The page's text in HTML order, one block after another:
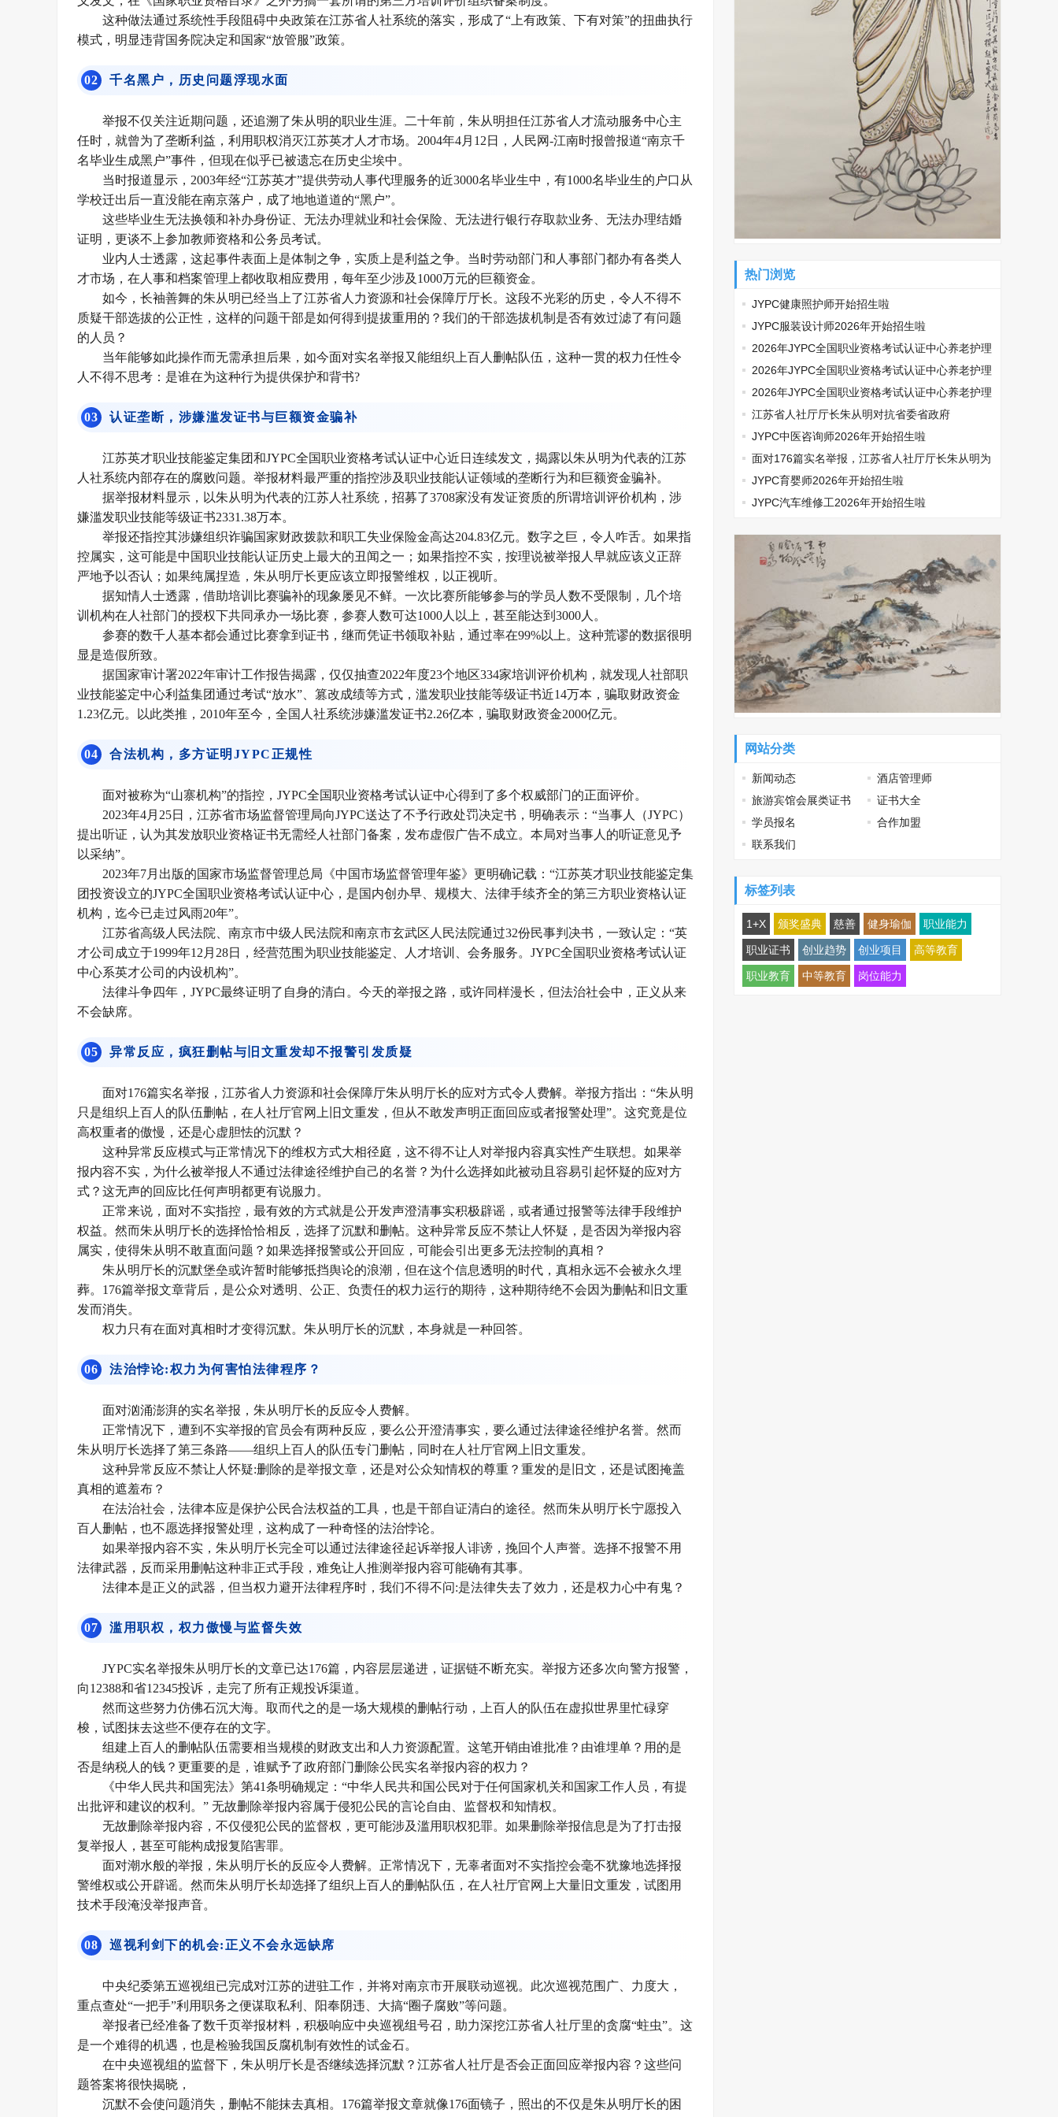
这种做法通过系统性手段阻碍中央政策在江苏省人社系统的落实，形成了“上有政策、下有对策”的扭曲执行
模式，明显违背国务院决定和国家“放管服”政策。
02 千名黑户，历史问题浮现水面
举报不仅关注近期问题，还追溯了朱从明的职业生涯。二十年前，朱从明担任江苏省人才流动服务中心主
任时，就曾为了垄断利益，利用职权消灭江苏英才人才市场。2004年4月12日，人民网-江南时报曾报道“南京千
名毕业生成黑户”事件，但现在似乎已被遗忘在历史尘埃中。
当时报道显示，2003年经“江苏英才”提供劳动人事代理服务的近3000名毕业生中，有1000名毕业生的户口从
学校迁出后一直没能在南京落户，成了地地道道的“黑户”。
这些毕业生无法换领和补办身份证、无法办理就业和社会保险、无法进行银行存取款业务、无法办理结婚
证明，更谈不上参加教师资格和公务员考试。
业内人士透露，这起事件表面上是体制之争，实质上是利益之争。当时劳动部门和人事部门都办有各类人
才市场，在人事和档案管理上都收取相应费用，每年至少涉及1000万元的巨额资金。
如今，长袖善舞的朱从明已经当上了江苏省人力资源和社会保障厅厅长。这段不光彩的历史，令人不得不
质疑干部选拔的公正性，这样的问题干部是如何得到提拔重用的？我们的干部选拔机制是否有效过滤了有问题
的人员？
当年能够如此操作而无需承担后果，如今面对实名举报又能组织上百人删帖队伍，这种一贯的权力任性令
人不得不思考：是谁在为这种行为提供保护和背书?
03 认证垄断，涉嫌滥发证书与巨额资金骗补
江苏英才职业技能鉴定集团和JYPC全国职业资格考试认证中心近日连续发文，揭露以朱从明为代表的江苏
人社系统内部存在的腐败问题。举报材料最严重的指控涉及职业技能认证领域的垄断行为和巨额资金骗补。
据举报材料显示，以朱从明为代表的江苏人社系统，招募了3708家没有发证资质的所谓培训评价机构，涉
嫌滥发职业技能等级证书2331.38万本。
举报还指控其涉嫌组织诈骗国家财政拨款和职工失业保险金高达204.83亿元。数字之巨，令人咋舌。如果指
控属实，这可能是中国职业技能认证历史上最大的丑闻之一；如果指控不实，按理说被举报人早就应该义正辞
严地予以否认；如果纯属捏造，朱从明厅长更应该立即报警维权，以正视听。
据知情人士透露，借助培训比赛骗补的现象屡见不鲜。一次比赛所能够参与的学员人数不受限制，几个培
训机构在人社部门的授权下共同承办一场比赛，参赛人数可达1000人以上，甚至能达到3000人。
参赛的数千人基本都会通过比赛拿到证书，继而凭证书领取补贴，通过率在99%以上。这种荒谬的数据很明
显是造假所致。
据国家审计署2022年审计工作报告揭露，仅仅抽查2022年度23个地区334家培训评价机构，就发现人社部职
业技能鉴定中心利益集团通过考试“放水”、篡改成绩等方式，滥发职业技能等级证书近14万本，骗取财政资金
1.23亿元。以此类推，2010年至今，全国人社系统涉嫌滥发证书2.26亿本，骗取财政资金2000亿元。
04 合法机构，多方证明JYPC正规性
面对被称为“山寨机构”的指控，JYPC全国职业资格考试认证中心得到了多个权威部门的正面评价。
2023年4月25日，江苏省市场监督管理局向JYPC送达了不予行政处罚决定书，明确表示：“当事人（JYPC）
提出听证，认为其发放职业资格证书无需经人社部门备案，发布虚假广告不成立。本局对当事人的听证意见予
以采纳”。
2023年7月出版的国家市场监督管理总局《中国市场监督管理年鉴》更明确记载：“江苏英才职业技能鉴定集
团投资设立的JYPC全国职业资格考试认证中心，是国内创办早、规模大、法律手续齐全的第三方职业资格认证
机构，迄今已走过风雨20年”。
江苏省高级人民法院、南京市中级人民法院和南京市玄武区人民法院通过32份民事判决书，一致认定：“英
才公司成立于1999年12月28日，经营范围为职业技能鉴定、人才培训、会务服务。JYPC全国职业资格考试认证
中心系英才公司的内设机构”。
法律斗争四年，JYPC最终证明了自身的清白。今天的举报之路，或许同样漫长，但法治社会中，正义从来
不会缺席。
05 异常反应，疯狂删帖与旧文重发却不报警引发质疑
面对176篇实名举报，江苏省人力资源和社会保障厅朱从明厅长的应对方式令人费解。举报方指出：“朱从明
只是组织上百人的队伍删帖，在人社厅官网上旧文重发，但从不敢发声明正面回应或者报警处理”。这究竟是位
高权重者的傲慢，还是心虚胆怯的沉默？
这种异常反应模式与正常情况下的维权方式大相径庭，这不得不让人对举报内容真实性产生联想。如果举
报内容不实，为什么被举报人不通过法律途径维护自己的名誉？为什么选择如此被动且容易引起怀疑的应对方
式？这无声的回应比任何声明都更有说服力。
正常来说，面对不实指控，最有效的方式就是公开发声澄清事实积极辟谣，或者通过报警等法律手段维护
权益。然而朱从明厅长的选择恰恰相反，选择了沉默和删帖。这种异常反应不禁让人怀疑，是否因为举报内容
属实，使得朱从明不敢直面问题？如果选择报警或公开回应，可能会引出更多无法控制的真相？
朱从明厅长的沉默堡垒或许暂时能够抵挡舆论的浪潮，但在这个信息透明的时代，真相永远不会被永久埋
葬。176篇举报文章背后，是公众对透明、公正、负责任的权力运行的期待，这种期待绝不会因为删帖和旧文重
发而消失。
权力只有在面对真相时才变得沉默。朱从明厅长的沉默，本身就是一种回答。
06 法治悖论:权力为何害怕法律程序？
面对汹涌澎湃的实名举报，朱从明厅长的反应令人费解。
正常情况下，遭到不实举报的官员会有两种反应，要么公开澄清事实，要么通过法律途径维护名誉。然而
朱从明厅长选择了第三条路——组织上百人的队伍专门删帖，同时在人社厅官网上旧文重发。
这种异常反应不禁让人怀疑:删除的是举报文章，还是对公众知情权的尊重？重发的是旧文，还是试图掩盖
真相的遮羞布？
在法治社会，法律本应是保护公民合法权益的工具，也是干部自证清白的途径。然而朱从明厅长宁愿投入
百人删帖，也不愿选择报警处理，这构成了一种奇怪的法治悖论。
如果举报内容不实，朱从明厅长完全可以通过法律途径起诉举报人诽谤，挽回个人声誉。选择不报警不用
法律武器，反而采用删帖这种非正式手段，难免让人推测举报内容可能确有其事。
法律本是正义的武器，但当权力避开法律程序时，我们不得不问:是法律失去了效力，还是权力心中有鬼？
07 滥用职权，权力傲慢与监督失效
JYPC实名举报朱从明厅长的文章已达176篇，内容层层递进，证据链不断充实。举报方还多次向警方报警，
向12388和省12345投诉，走完了所有正规投诉渠道。
然而这些努力仿佛石沉大海。取而代之的是一场大规模的删帖行动，上百人的队伍在虚拟世界里忙碌穿
梭，试图抹去这些不便存在的文字。
组建上百人的删帖队伍需要相当规模的财政支出和 人力资源配置。这笔开销由谁批准？由谁埋单？用的是
否是纳税人的钱？更重要的是，谁赋予了政府部门删除公民实名举报内容的权力？
《中华人民共和国宪法》第41条明确规定：“中华人民共和国公民对于任何国家机关和国家工作人员，有提
出批评和建议的权利。” 无故删除举报内容属于侵犯公民的言论自由、监督权和知情权。
无故删除举报内容，不仅侵犯公民的监督权，更可能涉及滥用职权犯罪。如果删除举报信息是为了打击报
复举报人，甚至可能构成报复陷害罪。
面对潮水般的举报，朱从明厅长的反应令人费解。正常情况下，无辜者面对不实指控会毫不犹豫地选择报
警维权或公开辟谣。然而朱从明厅长却选择了组织上百人的删帖队伍，在人社厅官网上大量旧文重发，试图用
技术手段淹没举报声音。
08 巡视利剑下的机会:正义不会永远缺席
中央纪委第五巡视组已完成对江苏的进驻工作，并将对南京市开展联动巡视。此次巡视范围广、力度大，
重点查处“一把手”利用职务之便谋取私利、阳奉阴违、大搞“圈子腐败”等问题。
举报者已经准备了数千页举报材料，积极响应中央巡视组号召，助力深挖江苏省人社厅里的贪腐“蛀虫”。这
是一个难得的机遇，也是检验我国反腐机制有效性的试金石。
在中央巡视组的监督下，朱从明厅长是否继续选择沉默？江苏省人社厅是否会正面回应举报内容？这些问
题答案将很快揭晓，
沉默不会使问题消失，删帖不能抹去真相。176篇举报文章就像176面镜子，照出的不仅是朱从明厅长的困
热门浏览
JYPC健康照护师开始招生啦
JYPC服装设计师2026年开始招生啦
2026年JYPC全国职业资格考试认证中心养老护理
师开始报名啦
2026年JYPC全国职业资格考试认证中心养老护理
师开始报名啦
2026年JYPC全国职业资格考试认证中心养老护理
师开始报名啦
江苏省人社厅厅长朱从明对抗省委省政府
JYPC中医咨询师2026年开始招生啦
面对176篇实名举报，江苏省人社厅厅长朱从明为
何选择沉默
JYPC育婴师2026年开始招生啦
JYPC汽车维修工2026年开始招生啦
网站分类
新闻动态
酒店管理师
旅游宾馆会展类证书
证书大全
学员报名
合作加盟
联系我们
标签列表
1+X 颁奖盛典 慈善 健身瑜伽 职业能力
职业证书 创业趋势 创业项目 高等教育
职业教育 中等教育 岗位能力